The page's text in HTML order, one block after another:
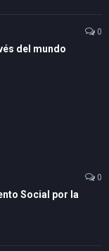
0
del mundo
0
Social por la